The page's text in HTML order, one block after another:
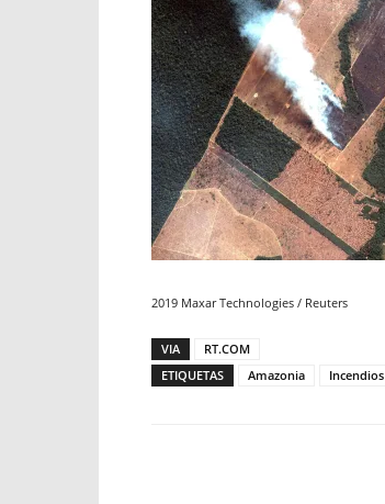
2019 Maxar Technologies / Reuters
VIA
RT.COM
ETIQUETAS
Amazonia Incendios